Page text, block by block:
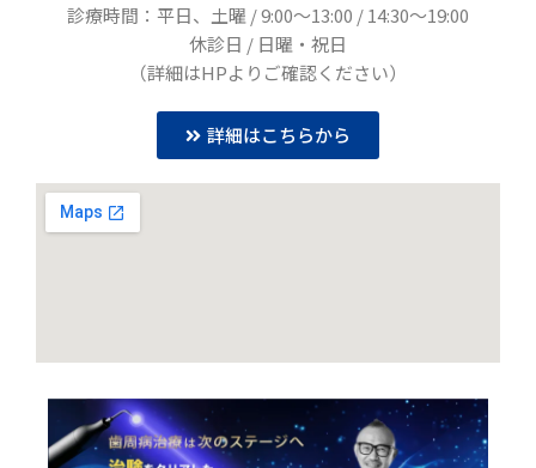
診療時間：平日、土曜 / 9:00〜13:00 / 14:30〜19:00
休診日 / 日曜・祝日
（詳細はHPよりご確認ください）
詳細はこちらから